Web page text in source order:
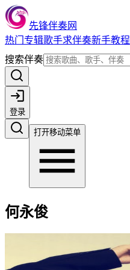
先锋伴奏网
热门 专辑歌手求伴奏新手教程
搜索伴奏
登录
打开移动菜单
何永俊